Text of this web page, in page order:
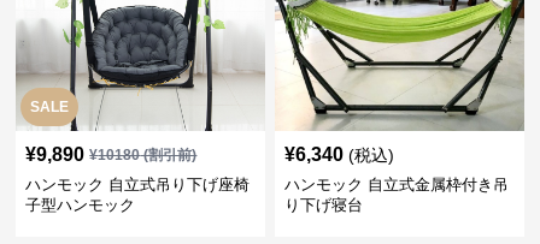
SALE
¥9,890 ¥10180(割引前)
ハンモック 自立式吊り下げ座椅
子型ハンモック
¥6,340 (税込)
ハンモック 自立式金属枠付き吊
り下げ寝台